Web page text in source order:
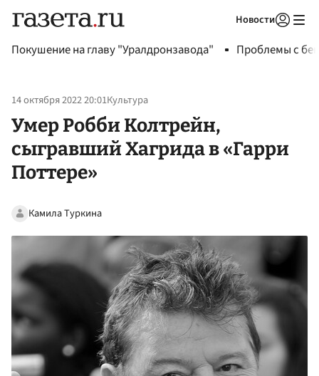
Новости
Покушение на главу "Уралдронзавода" Проблемы с
14 октября 2022 20:01Культура
Умер Робби Колтрейн,
сыгравший Хагрида в «Гарри
Поттере»
Камила Туркина